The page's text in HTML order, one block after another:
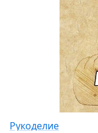
Рукоделие